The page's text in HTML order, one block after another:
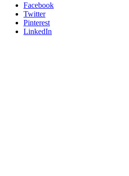
Facebook
Twitter
Pinterest
LinkedIn